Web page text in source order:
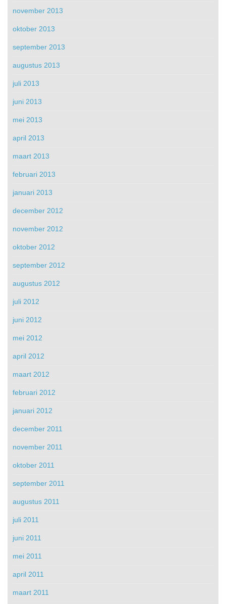
november 2013
oktober 2013
september 2013
augustus 2013
juli 2013
juni 2013
mei 2013
april 2013
maart 2013
februari 2013
januari 2013
december 2012
november 2012
oktober 2012
september 2012
augustus 2012
juli 2012
juni 2012
mei 2012
april 2012
maart 2012
februari 2012
januari 2012
december 2011
november 2011
oktober 2011
september 2011
augustus 2011
juli 2011
juni 2011
mei 2011
april 2011
maart 2011